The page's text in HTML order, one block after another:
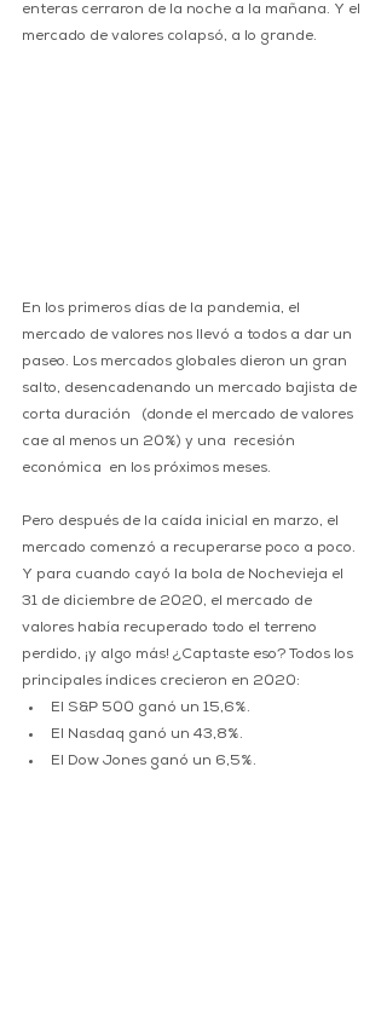
enteras cerraron de la noche a la mañana. Y el
mercado de valores colapsó, a lo grande.
En los primeros días de la pandemia, el
mercado de valores nos llevó a todos a dar un
paseo. Los mercados globales dieron un gran
salto, desencadenando un mercado bajista de
corta duración   (donde el mercado de valores
cae al menos un 20%) y una  recesión
económica  en los próximos meses.
Pero después de la caída inicial en marzo, el
mercado comenzó a recuperarse poco a poco.
Y para cuando cayó la bola de Nochevieja el
31 de diciembre de 2020, el mercado de
valores había recuperado todo el terreno
perdido, ¡y algo más! ¿Captaste eso? Todos los
principales índices crecieron en 2020:
El S&P 500 ganó un 15,6%.
El Nasdaq ganó un 43,8%.
El Dow Jones ganó un 6,5%.